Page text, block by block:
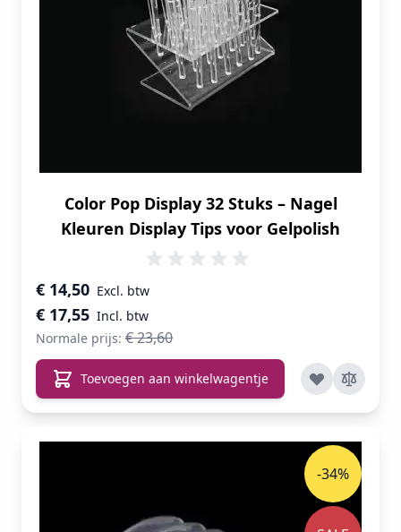
Color Pop Display 32 Stuks – Nagel
Kleuren Display Tips voor Gelpolish
Speciale prijs
€ 17,55
€ 14,50
Normale prijs: € 23,60
Toevoegen aan winkelwagentje
-34%